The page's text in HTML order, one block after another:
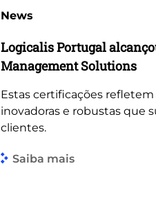
News
Logicalis Portugal
Management Solutions
Estas certificações
inovadoras e robustas que
clientes.
Saiba mais